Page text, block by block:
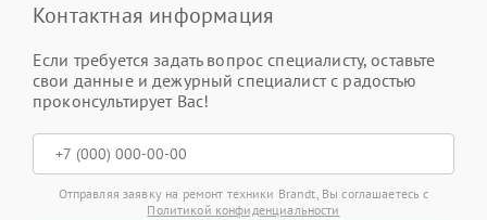
Контактная информация
Если требуется задать вопрос специалисту, оставьте
свои данные и дежурный специалист с радостью
проконсультирует Вас!
Отправляя заявку на ремонт техники Brandt, Вы соглашаетесь с
Политикой конфиденциальности